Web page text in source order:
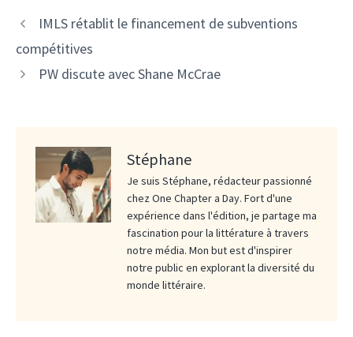
IMLS rétablit le financement de subventions
compétitives
PW discute avec Shane McCrae
Stéphane
Je suis Stéphane, rédacteur passionné
chez One Chapter a Day. Fort d'une
expérience dans l'édition, je partage ma
fascination pour la littérature à travers
notre média. Mon but est d'inspirer
notre public en explorant la diversité du
monde littéraire.